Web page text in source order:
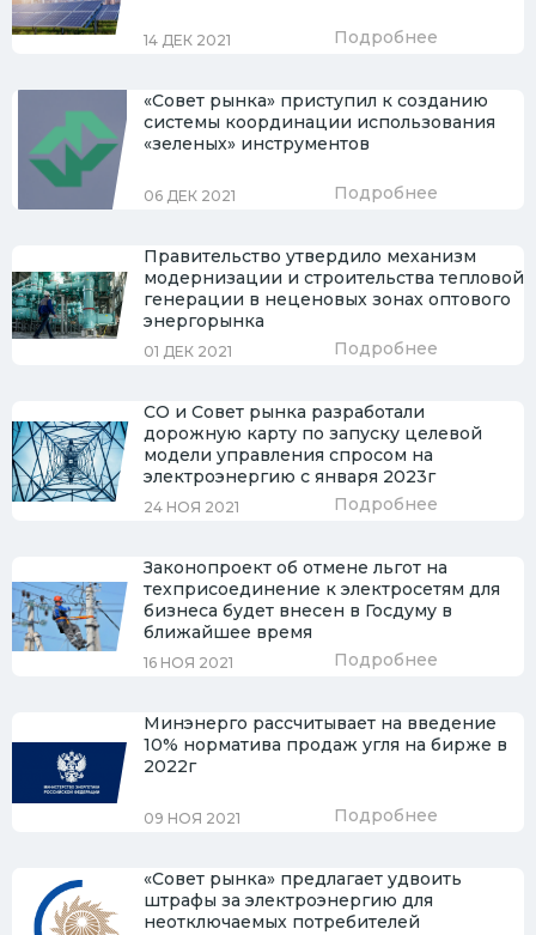
14 ДЕК 2021 Подробнее
«Совет рынка» приступил к созданию
системы координации использования
«зеленых» инструментов
06 ДЕК 2021 Подробнее
Правительство утвердило механизм
модернизации и строительства тепловой
генерации в неценовых зонах оптового
энергорынка
01 ДЕК 2021 Подробнее
СО и Совет рынка разработали
дорожную карту по запуску целевой
модели управления спросом на
электроэнергию с января 2023г
24 НОЯ 2021 Подробнее
Законопроект об отмене льгот на
техприсоединение к электросетям для
бизнеса будет внесен в Госдуму в
ближайшее время
16 НОЯ 2021 Подробнее
Минэнерго рассчитывает на введение
10% норматива продаж угля на бирже в
2022г
09 НОЯ 2021 Подробнее
«Совет рынка» предлагает удвоить
штрафы за электроэнергию для
неотключаемых потребителей